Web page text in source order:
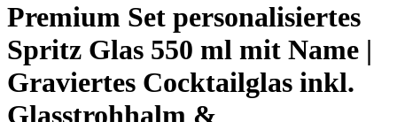
Premium Set personalisiertes
Spritz Glas 550 ml mit Name |
Graviertes Cocktailglas inkl.
Glasstrohhalm &